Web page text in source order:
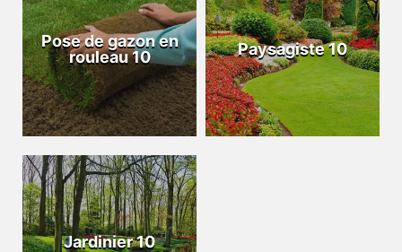
Pose de gazon en
rouleau 10
Paysagiste 10
Jardinier 10